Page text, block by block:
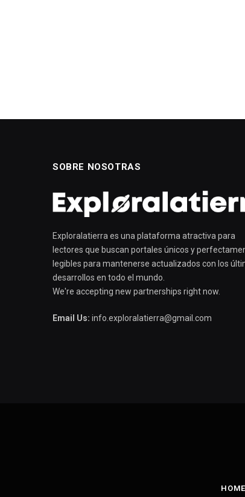
SOBRE NOSOTRAS
Exploralatierra es una plataforma atractiva para
lectores que buscan portales únicos y
legibles para mantenerse actualizados con los
desarrollos en todo el mundo.
We're accepting new partnerships right now.
Email Us: info.exploralatierra@gmail.com
HOME